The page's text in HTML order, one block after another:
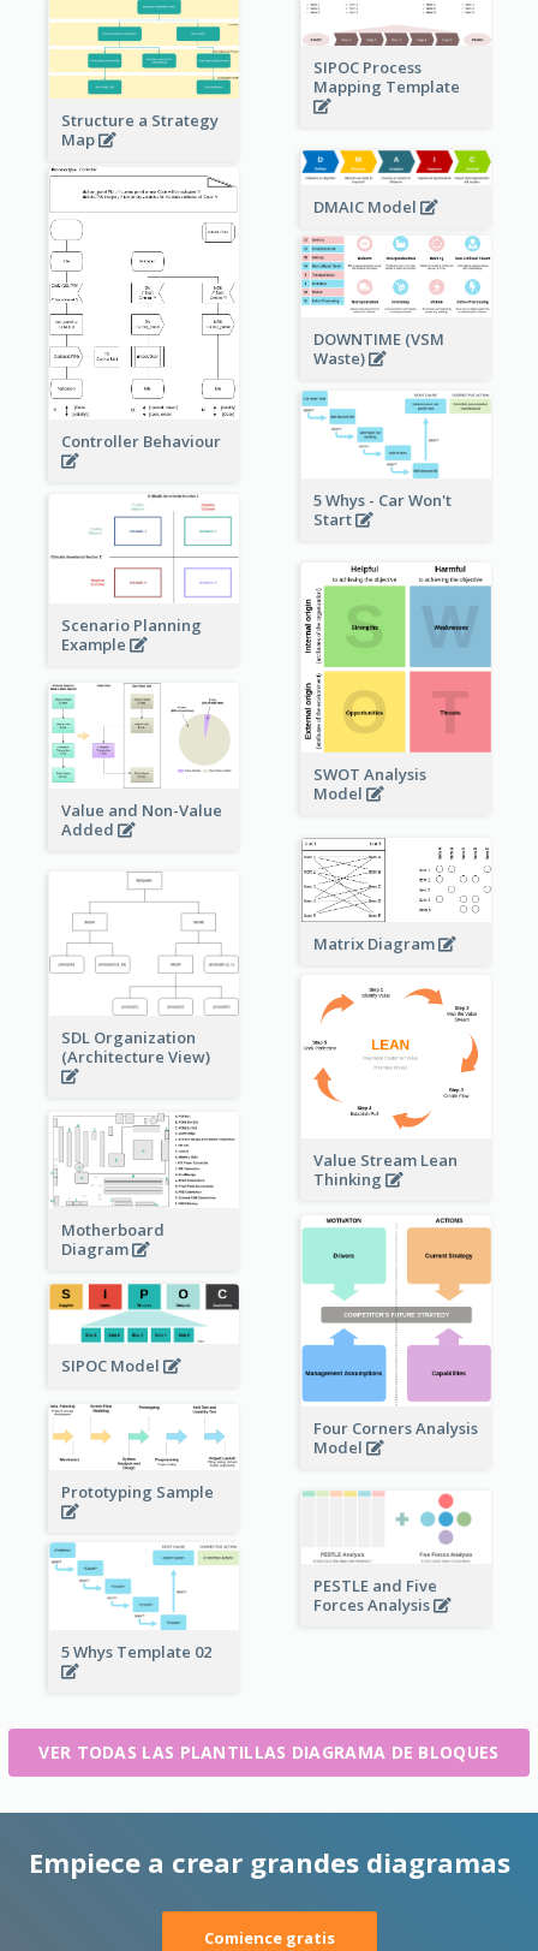
SIPOC Process
Mapping Template
Structure a Strategy
Map
DMAIC Model
Controller Behaviour
DOWNTIME (VSM
Waste)
5 Whys - Car Won't
Start
Scenario Planning
Example
SWOT Analysis
Model
Value and Non-Value
Added
Matrix Diagram
SDL Organization
(Architecture View)
Value Stream Lean
Thinking
Motherboard
Diagram
Four Corners Analysis
Model
SIPOC Model
Prototyping Sample
PESTLE and Five
Forces Analysis
5 Whys Template 02
VER TODAS LAS PLANTILLAS DIAGRAMA DE BLOQUES
Empiece a crear grandes diagramas
Comience gratis